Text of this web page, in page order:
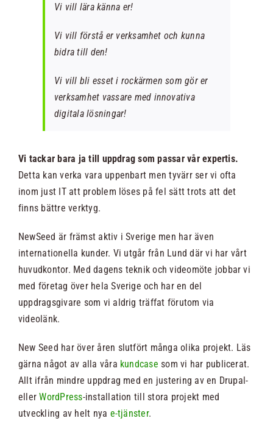
Vi vill lära känna er!
Vi vill förstå er verksamhet och kunna
bidra till den!
Vi vill bli esset i rockärmen som gör er
verksamhet vassare med innovativa
digitala lösningar!
Vi tackar bara ja till uppdrag som passar vår expertis.
Detta kan verka vara uppenbart men tyvärr ser vi ofta
inom just IT att problem löses på fel sätt trots att det
finns bättre verktyg.
NewSeed är främst aktiv i Sverige men har även
internationella kunder. Vi utgår från Lund där vi har vårt
huvudkontor. Med dagens teknik och videomöte jobbar vi
med företag över hela Sverige och har en del
uppdragsgivare som vi aldrig träffat förutom via
videolänk.
New Seed har över åren slutfört många olika projekt. Läs
gärna något av alla våra kundcase som vi har publicerat.
Allt ifrån mindre uppdrag med en justering av en Drupal-
ellerWordPress-installation till stora projekt med
utveckling av helt nya e-tjänster.